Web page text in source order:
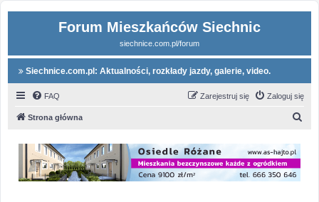
Forum Mieszkańców Siechnic
siechnice.com.pl/forum
Siechnice.com.pl: Aktualności, rozkłady jazdy, galerie, video.
FAQ Zaloguj się
Zarejestruj się
Strona główna